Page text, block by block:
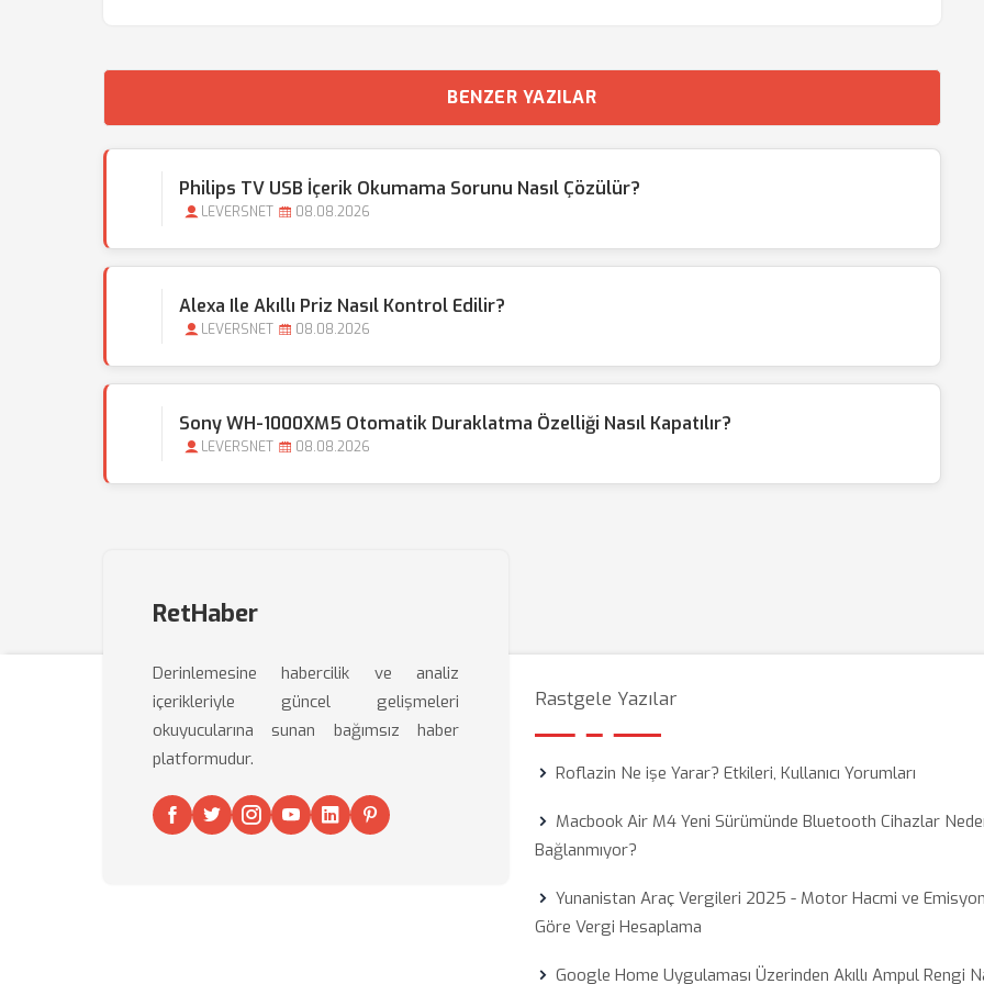
BENZER YAZILAR
Philips TV USB İçerik Okumama Sorunu Nasıl Çözülür?
LEVERSNET 08.08.2026
Alexa Ile Akıllı Priz Nasıl Kontrol Edilir?
LEVERSNET 08.08.2026
Sony WH-1000XM5 Otomatik Duraklatma Özelliği Nasıl Kapatılır?
LEVERSNET 08.08.2026
RetHaber
Derinlemesine habercilik ve analiz
içerikleriyle güncel gelişmeleri
okuyucularına sunan bağımsız haber
platformudur.
Rastgele Yazılar
Roflazin Ne işe Yarar? Etkileri, Kullanıcı Yorumları
Macbook Air M4 Yeni Sürümünde Bluetooth Cihazlar
Bağlanmıyor?
Yunanistan Araç Vergileri 2025 - Motor Hacmi ve
Göre Vergi Hesaplama
Google Home Uygulaması Üzerinden Akıllı Ampul Rengi